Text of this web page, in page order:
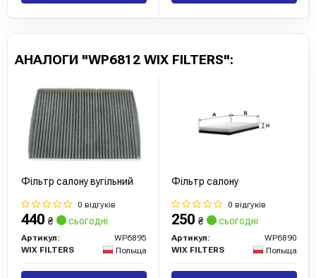
АНАЛОГИ "WP6812 WIX FILTERS":
Фільтр салону вугільний
0 відгуків
440 ₴ сьогодні
Артикул:
WP6895
WIX FILTERS
Польща
Фільтр салону
0 відгуків
250 ₴ сьогодні
Артикул:
WP6890
WIX FILTERS
Польща